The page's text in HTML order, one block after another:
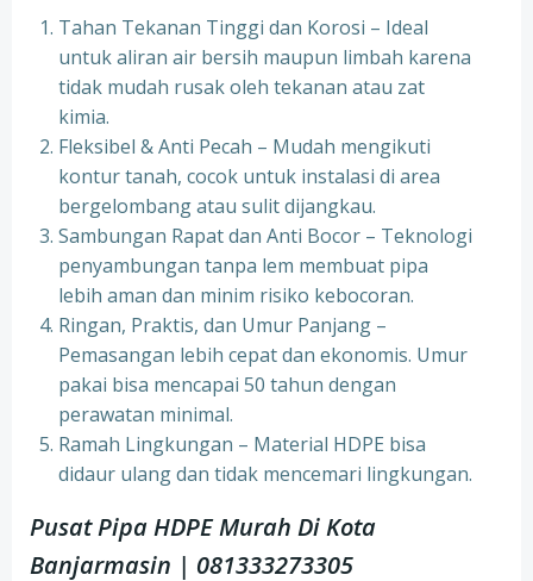
Tahan Tekanan Tinggi dan Korosi – Ideal
untuk aliran air bersih maupun limbah karena
tidak mudah rusak oleh tekanan atau zat
kimia.
Fleksibel & Anti Pecah – Mudah mengikuti
kontur tanah, cocok untuk instalasi di area
bergelombang atau sulit dijangkau.
Sambungan Rapat dan Anti Bocor – Teknologi
penyambungan tanpa lem membuat pipa
lebih aman dan minim risiko kebocoran.
Ringan, Praktis, dan Umur Panjang –
Pemasangan lebih cepat dan ekonomis. Umur
pakai bisa mencapai 50 tahun dengan
perawatan minimal.
Ramah Lingkungan – Material HDPE bisa
didaur ulang dan tidak mencemari lingkungan.
Pusat Pipa HDPE Murah Di Kota
Banjarmasin | 081333273305